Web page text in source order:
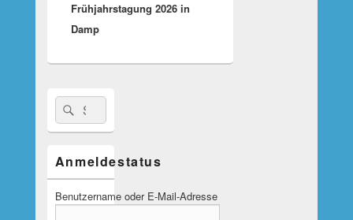
Frühjahrstagung 2026 in
Damp
Suche
nach:
Suchen
Anmeldestatus
Benutzername oder E-Mail-Adresse